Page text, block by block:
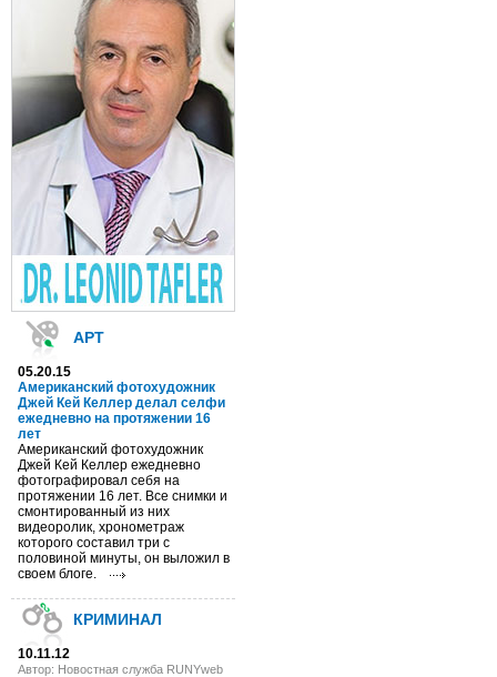
АРТ
05.20.15
Американский фотохудожник
Джей Кей Келлер делал селфи
ежедневно на протяжении 16
лет
Американский фотохудожник
Джей Кей Келлер ежедневно
фотографировал себя на
протяжении 16 лет. Все снимки и
смонтированный из них
видеоролик, хронометраж
которого составил три с
половиной минуты, он выложил в
своем блоге.
КРИМИНАЛ
10.11.12
Автор: Новостная служба RUNYweb